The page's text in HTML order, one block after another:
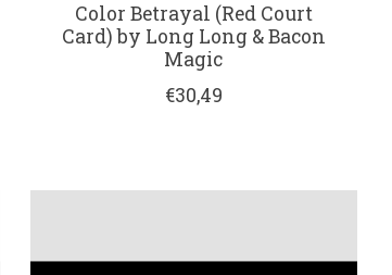
Color Betrayal (Red Court
Card) by Long Long & Bacon
Magic
€30,49